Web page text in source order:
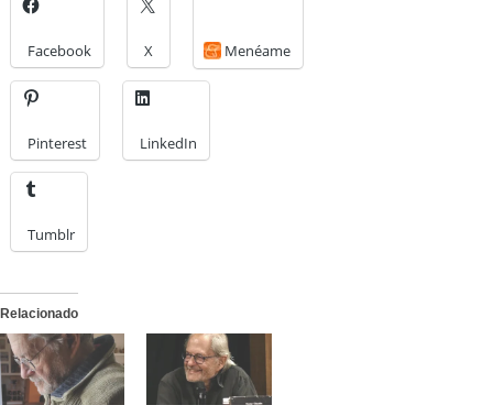
Facebook X Menéame
Pinterest LinkedIn
Tumblr
Relacionado